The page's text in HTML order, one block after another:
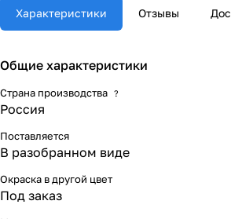
Характеристики Отзывы
Общие характеристики
Страна производства ?
Россия
Поставляется
В разобранном виде
Окраска в другой цвет
Под заказ